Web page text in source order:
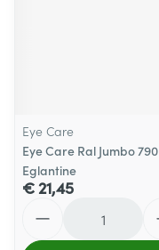
Eye Care
Eye Care Ral Jumbo 790
Eglantine
€ 21,45